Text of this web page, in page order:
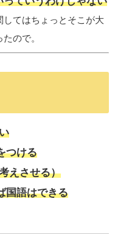
てはちょっとそこが大
ので。
つける
えさせる）
国語はできる